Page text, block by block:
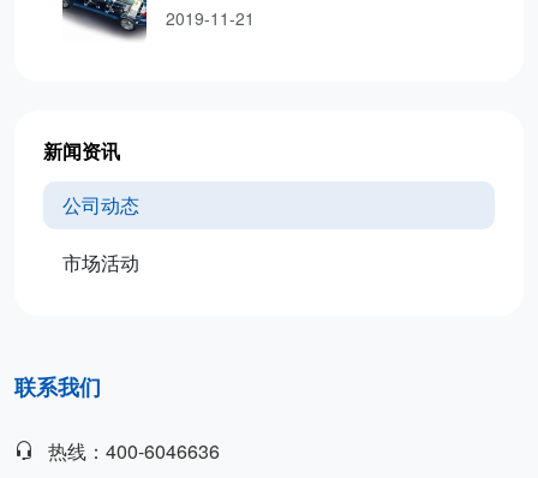
2019-11-21
新闻资讯
公司动态
市场活动
联系我们
热线：400-6046636